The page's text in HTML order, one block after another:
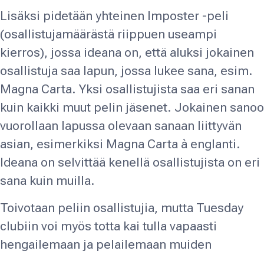
Lisäksi pidetään yhteinen Imposter -peli
(osallistujamäärästä riippuen useampi
kierros), jossa ideana on, että aluksi jokainen
osallistuja saa lapun, jossa lukee sana, esim.
Magna Carta. Yksi osallistujista saa eri sanan
kuin kaikki muut pelin jäsenet. Jokainen sanoo
vuorollaan lapussa olevaan sanaan liittyvän
asian, esimerkiksi Magna Carta à englanti.
Ideana on selvittää kenellä osallistujista on eri
sana kuin muilla.
Toivotaan peliin osallistujia, mutta Tuesday
clubiin voi myös totta kai tulla vapaasti
hengailemaan ja pelailemaan muiden